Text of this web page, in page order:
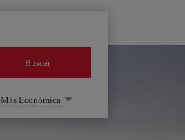
Buscar
Más Económica